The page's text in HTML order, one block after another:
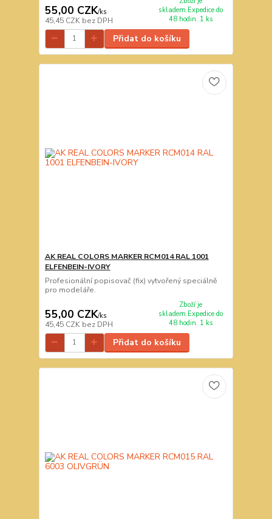
55,00 CZK/ks
45,45 CZK bez DPH
skladem.Expedice do
48 hodin. 1 ks
Přidat do košíku
AK REAL COLORS MARKER RCM014 RAL 1001
ELFENBEIN-IVORY
Profesionální popisovač (fix) vytvořený speciálně
pro modeláře.
55,00 CZK/ks
45,45 CZK bez DPH
Zboží je
skladem.Expedice do
48 hodin. 1 ks
Přidat do košíku